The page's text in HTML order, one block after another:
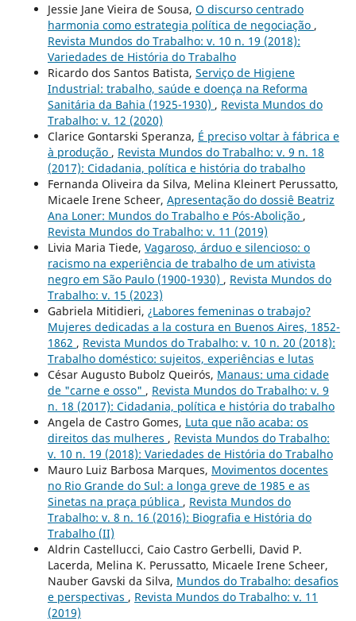
Jessie Jane Vieira de Sousa, O discurso centrado
harmonia como estrategia política de negociação ,
Revista Mundos do Trabalho: v. 10 n. 19 (2018):
Variedades de História do Trabalho
Ricardo dos Santos Batista, Serviço de Higiene
Industrial: trabalho, saúde e doença na Reforma
Sanitária da Bahia (1925-1930) , Revista Mundos do
Trabalho: v. 12 (2020)
Clarice Gontarski Speranza, É preciso voltar à fábrica e
à produção , Revista Mundos do Trabalho: v. 9 n. 18
(2017): Cidadania, política e história do trabalho
Fernanda Oliveira da Silva, Melina Kleinert Perussatto,
Micaele Irene Scheer, Apresentação do dossiê Beatriz
Ana Loner: Mundos do Trabalho e Pós-Abolição ,
Revista Mundos do Trabalho: v. 11 (2019)
Livia Maria Tiede, Vagaroso, árduo e silencioso: o
racismo na experiência de trabalho de um ativista
negro em São Paulo (1900-1930) , Revista Mundos do
Trabalho: v. 15 (2023)
Gabriela Mitidieri, ¿Labores femeninas o trabajo?
Mujeres dedicadas a la costura en Buenos Aires, 1852-
1862 , Revista Mundos do Trabalho: v. 10 n. 20 (2018):
Trabalho doméstico: sujeitos, experiências e lutas
César Augusto Bubolz Queirós, Manaus: uma cidade
de "carne e osso" , Revista Mundos do Trabalho: v. 9
n. 18 (2017): Cidadania, política e história do trabalho
Angela de Castro Gomes, Luta que não acaba: os
direitos das mulheres , Revista Mundos do Trabalho:
v. 10 n. 19 (2018): Variedades de História do Trabalho
Mauro Luiz Barbosa Marques, Movimentos docentes
no Rio Grande do Sul: a longa greve de 1985 e as
Sinetas na praça pública , Revista Mundos do
Trabalho: v. 8 n. 16 (2016): Biografia e História do
Trabalho (II)
Aldrin Castellucci, Caio Castro Gerbelli, David P.
Lacerda, Melina K. Perussatto, Micaele Irene Scheer,
Nauber Gavski da Silva, Mundos do Trabalho: desafios
e perspectivas , Revista Mundos do Trabalho: v. 11
(2019)